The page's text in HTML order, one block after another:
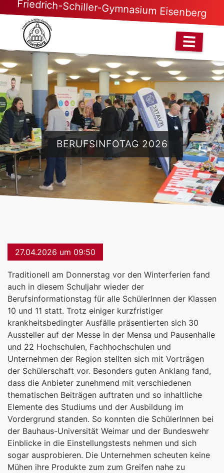
Friedrich-Schiller-Gymnasium Eisenberg
BERUFSINFOTAG 2026
27.04.2026 um 09:50
Traditionell am Donnerstag vor den Winterferien fand
auch in diesem Schuljahr wieder der
Berufsinformationstag für alle SchülerInnen der Klassen
10 und 11 statt. Trotz einiger kurzfristiger
krankheitsbedingter Ausfälle präsentierten sich 30
Aussteller auf der Messe in der Mensa und Pausenhalle
und 22 Hochschulen, Fachhochschulen und
Unternehmen der Region stellten sich mit Vorträgen
der Schülerschaft vor. Besonders guten Anklang fand,
dass die Anbieter zunehmend mit verschiedenen
thematischen Beiträgen auftraten und so inhaltliche
Elemente des Studiums und der Ausbildung im
Vordergrund standen. So konnten die SchülerInnen bei
der Bauhaus-Universität Weimar und der Bundeswehr
Einblicke in die Einstellungstests nehmen und sich
sogar ausprobieren. Die Unternehmen scheuten keine
Mühen ihre Produkte zum zum Greifen nahe zu